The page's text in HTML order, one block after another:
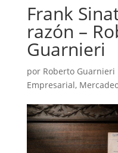
Frank
razón –
Guarnieri
por Roberto Guarnieri
Empresarial,